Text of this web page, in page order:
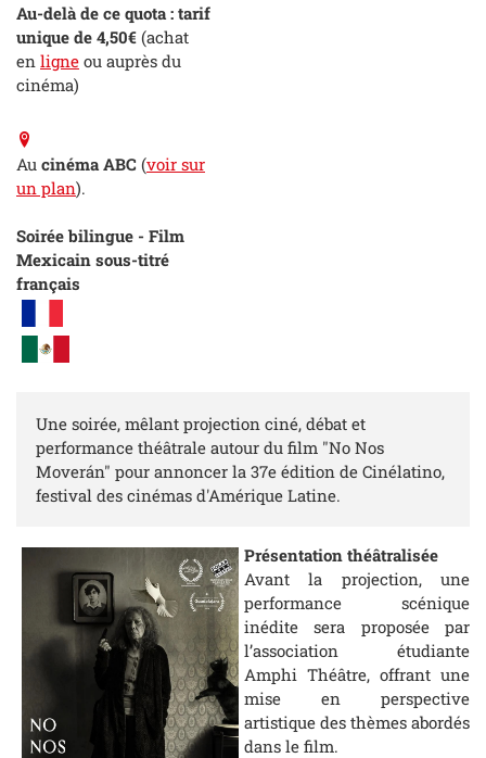
Au-delà de ce quota : tarif
unique de 4,50€ (achat
en ligne ou auprès du
cinéma)
Au cinéma ABC (voir sur
un plan).
Soirée bilingue - Film
Mexicain sous-titré
français
Une soirée, mêlant projection ciné, débat et
performance théâtrale autour du film "No Nos
Moverán" pour annoncer la 37e édition de Cinélatino,
festival des cinémas d'Amérique Latine.
Présentation théâtralisée
Avant la projection, une
performance scénique
inédite sera proposée par
l’association étudiante
Amphi Théâtre, offrant une
mise en perspective
artistique des thèmes abordés
dans le film.